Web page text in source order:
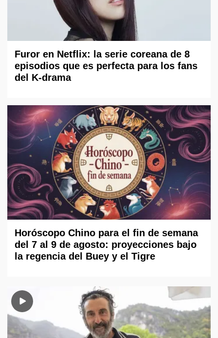
Furor en Netflix: la serie coreana de 8
episodios que es perfecta para los fans
del K-drama
Horóscopo Chino para el fin de semana
del 7 al 9 de agosto: proyecciones bajo
la regencia del Buey y el Tigre